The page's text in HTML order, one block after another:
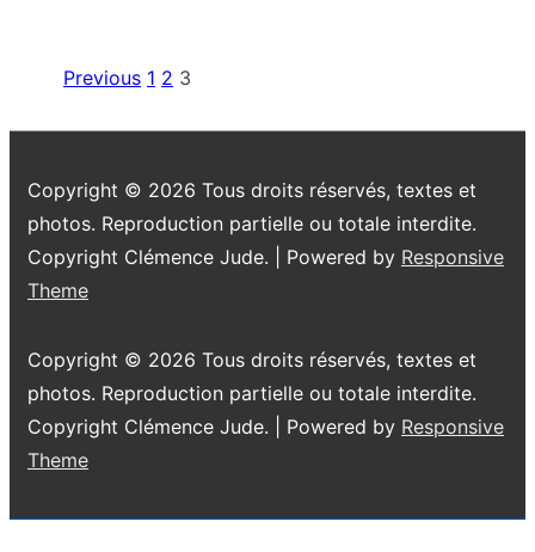
2012-
Pagination
des
Previous 1 2 3
Copyright © 2026 Tous droits réservés, textes et
photos. Reproduction partielle ou totale interdite.
Copyright Clémence Jude.
| Powered by Responsive
Theme
Copyright © 2026 Tous droits réservés, textes et
photos. Reproduction partielle ou totale interdite.
Copyright Clémence Jude.
| Powered by Responsive
Theme